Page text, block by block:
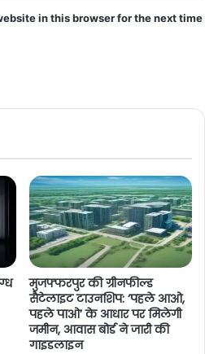
in this browser for the next time
मुजफ्फरपुर की ग्रीनफील्ड
सैटेलाइट टाउनशिप: ‘पहले आओ,
पहले पाओ’ के आधार पर मिलेगी
जमीन, आवास बोर्ड ने जारी की
गाइडलाइन